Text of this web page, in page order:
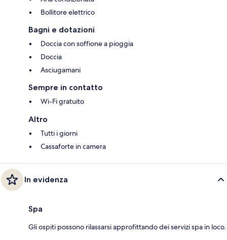
Bollitore elettrico
Bagni e dotazioni
Doccia con soffione a pioggia
Doccia
Asciugamani
Sempre in contatto
Wi-Fi gratuito
Altro
Tutti i giorni
Cassaforte in camera
In evidenza
Spa
Gli ospiti possono rilassarsi approfittando dei servizi spa in loco.